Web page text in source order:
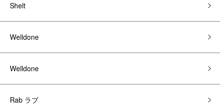
Shelt
Welldone
Welldone
Rab ラブ